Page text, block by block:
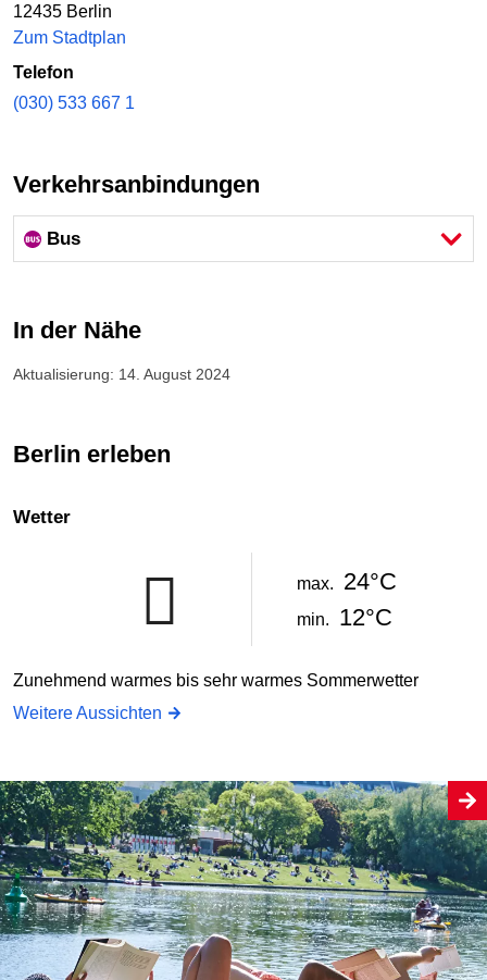
12435 Berlin
Zum Stadtplan
Telefon
(030) 533 667 1
Verkehrsanbindungen
Bus
In der Nähe
Aktualisierung: 14. August 2024
Berlin erleben
Wetter
max. 24°C
min. 12°C
Zunehmend warmes bis sehr warmes Sommerwetter
Weitere Aussichten